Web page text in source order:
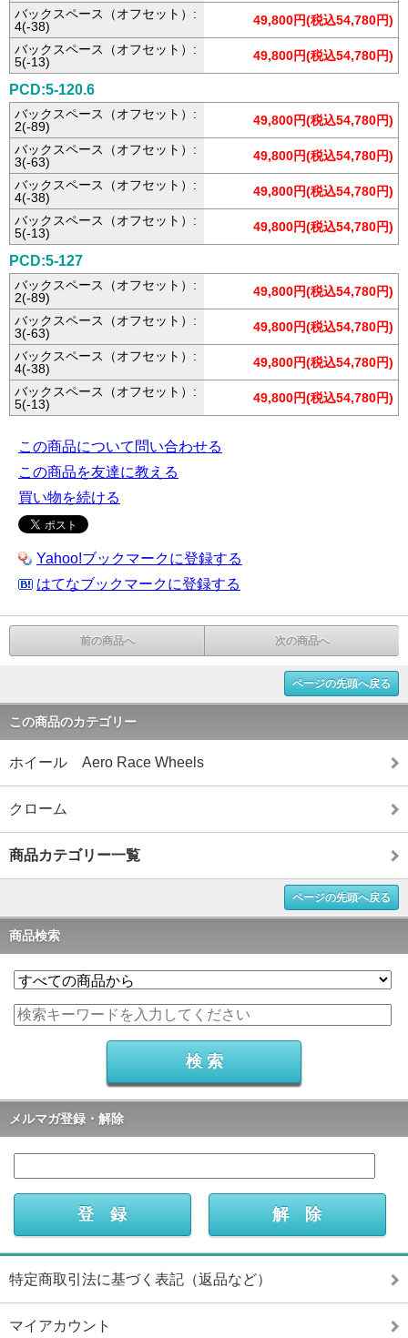
バックスペース（オフセット）:
4(-38)
49,800円(税込54,780円)
バックスペース（オフセット）:
5(-13)
49,800円(税込54,780円)
PCD:5-120.6
バックスペース（オフセット）:
2(-89)
49,800円(税込54,780円)
バックスペース（オフセット）:
3(-63)
49,800円(税込54,780円)
バックスペース（オフセット）:
4(-38)
49,800円(税込54,780円)
バックスペース（オフセット）:
5(-13)
49,800円(税込54,780円)
PCD:5-127
バックスペース（オフセット）:
2(-89)
49,800円(税込54,780円)
バックスペース（オフセット）:
3(-63)
49,800円(税込54,780円)
バックスペース（オフセット）:
4(-38)
49,800円(税込54,780円)
バックスペース（オフセット）:
5(-13)
49,800円(税込54,780円)
この商品について問い合わせる
この商品を友達に教える
買い物を続ける
Yahoo!ブックマークに登録する
はてなブックマークに登録する
前の商品へ 次の商品へ
ページの先頭へ戻る
この商品のカテゴリー
ホイール Aero Race Wheels
クローム
商品カテゴリー一覧
ページの先頭へ戻る
商品検索
メルマガ登録・解除
特定商取引法に基づく表記（返品など）
マイアカウント